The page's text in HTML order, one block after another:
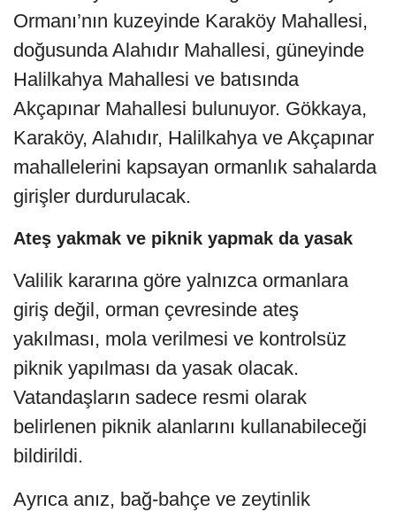
Ormanı’nın kuzeyinde Karaköy Mahallesi,
doğusunda Alahıdır Mahallesi, güneyinde
Halilkahya Mahallesi ve batısında
Akçapınar Mahallesi bulunuyor. Gökkaya,
Karaköy, Alahıdır, Halilkahya ve Akçapınar
mahallelerini kapsayan ormanlık sahalarda
girişler durdurulacak.
Ateş yakmak ve piknik yapmak da yasak
Valilik kararına göre yalnızca ormanlara
giriş değil, orman çevresinde ateş
yakılması, mola verilmesi ve kontrolsüz
piknik yapılması da yasak olacak.
Vatandaşların sadece resmi olarak
belirlenen piknik alanlarını kullanabileceği
bildirildi.
Ayrıca anız, bağ-bahçe ve zeytinlik